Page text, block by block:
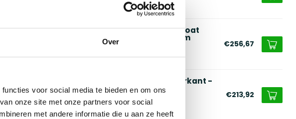
Over
voor social media te bieden en om ons
onze site met onze partners voor social
met andere informatie die u aan ze heeft
Stalen plantenbak gepoedercoat
rechthoek - op maat | Premium
Op voorraad
€256,67
Stalen plantenbak gecoat vierkant -
op maat | Standaard
Op voorraad
€213,92